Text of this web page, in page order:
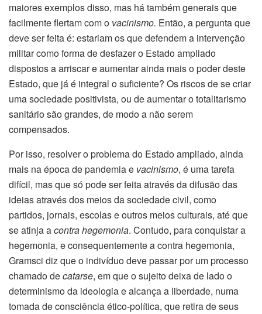
maiores exemplos disso, mas há também generais que
facilmente flertam com o vacinismo. Então, a pergunta que
deve ser feita é: estariam os que defendem a intervenção
militar como forma de desfazer o Estado ampliado
dispostos a arriscar e aumentar ainda mais o poder deste
Estado, que já é integral o suficiente? Os riscos de se criar
uma sociedade positivista, ou de aumentar o totalitarismo
sanitário são grandes, de modo a não serem
compensados.
Por isso, resolver o problema do Estado ampliado, ainda
mais na época de pandemia e vacinismo, é uma tarefa
difícil, mas que só pode ser feita através da difusão das
ideias através dos meios da sociedade civil, como
partidos, jornais, escolas e outros meios culturais, até que
se atinja acontra hegemonia. Contudo, para conquistar a
hegemonia, e consequentemente a contra hegemonia,
Gramsci diz que o indivíduo deve passar por um processo
chamado decatarse, em que o sujeito deixa de lado o
determinismo da ideologia e alcança a liberdade, numa
tomada de consciência ético-política, que retira de seus